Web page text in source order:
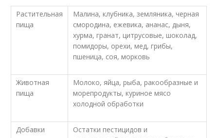
Растительная
пища
Малина, клубника, земляника, черная
смородина, ежевика, ананас, дыня,
хурма, гранат, цитрусовые, шоколад,
помидоры, орехи, мед, грибы,
пшеница, соя, морковь
Животная
пища
Молоко, яйца, рыба, ракообразные и
морепродукты, куриное мясо
холодной обработки
Добавки
Остатки пестицидов и